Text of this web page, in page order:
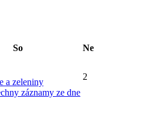
So Ne
a zeleniny
záznamy ze dne
2